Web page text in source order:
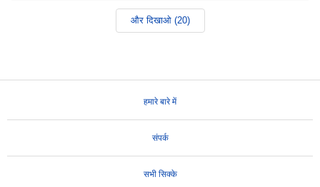
और दिखाओ (20)
हमारे बारे में
संपर्क
सभी सिक्के